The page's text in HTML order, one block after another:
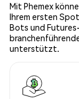
Mit Phemex
Ihrem ersten
Bots und
unterstützt.